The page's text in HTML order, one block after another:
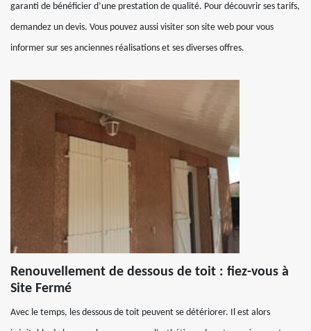
garanti de bénéficier d’une prestation de qualité. Pour découvrir ses tarifs,
demandez un devis. Vous pouvez aussi visiter son site web pour vous
informer sur ses anciennes réalisations et ses diverses offres.
Renouvellement de dessous de toit : fiez-vous à
Site Fermé
Avec le temps, les dessous de toit peuvent se détériorer. Il est alors